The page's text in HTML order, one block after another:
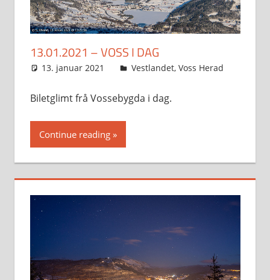
13.01.2021 – VOSS I DAG
13. januar 2021 Svein
Vestlandet, Voss Herad
Biletglimt frå Vossebygda i dag.
Continue reading